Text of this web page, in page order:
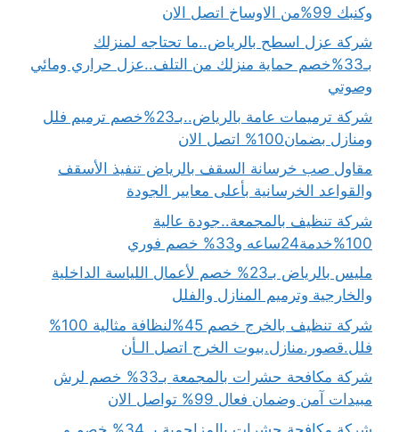
وكنبك 99%من الاوساخ اتصل الان
شركة عزل اسطح بالرياض..ما تحتاجه لمنزلك
بـ33%خصم حماية منزلك من التلف..عزل حراري ومائي
وصوتي
شركة ترميمات عامة بالرياض..بـ23%خصم ترميم فلل
ومنازل بضمان100% اتصل الان
مقاول صب خرسانة السقف بالرياض تنفيذ الأسقف
والقواعد الخرسانية بأعلى معايير الجودة
شركة تنظيف بالمجمعة..جودة عالية
100%خدمة24ساعه و33% خصم فوري
مليس بالرياض بـ23% خصم لأعمال اللياسة الداخلية
والخارجية وترميم المنازل والفلل
شركة تنظيف بالخرج خصم 45%لنظافة مثالية 100%
فلل.قصور.منازل.بيوت الخرج اتصل الـأن
شركة مكافحة حشرات بالمجمعة بـ33% خصم لرش
مبيدات آمن وضمان فعال 99% تواصل الان